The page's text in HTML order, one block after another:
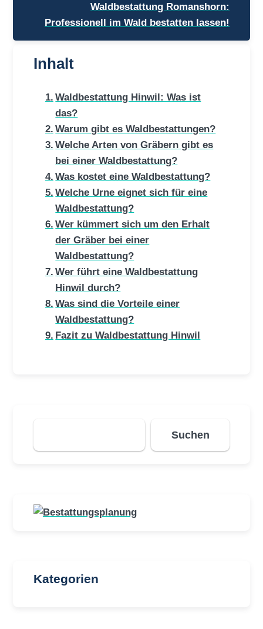
Waldbestattung Romanshorn:
Professionell im Wald bestatten lassen!
Inhalt
Waldbestattung Hinwil: Was ist
das?
Warum gibt es Waldbestattungen?
Welche Arten von Gräbern gibt es
bei einer Waldbestattung?
Was kostet eine Waldbestattung?
Welche Urne eignet sich für eine
Waldbestattung?
Wer kümmert sich um den Erhalt
der Gräber bei einer
Waldbestattung?
Wer führt eine Waldbestattung
Hinwil durch?
Was sind die Vorteile einer
Waldbestattung?
Fazit zu Waldbestattung Hinwil
Suchen
Suchen
Kategorien